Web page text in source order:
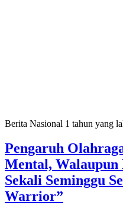
Berita Nasional 1 tahun yang
Pengaruh
Mental,
Sekali Seminggu
Warrior”